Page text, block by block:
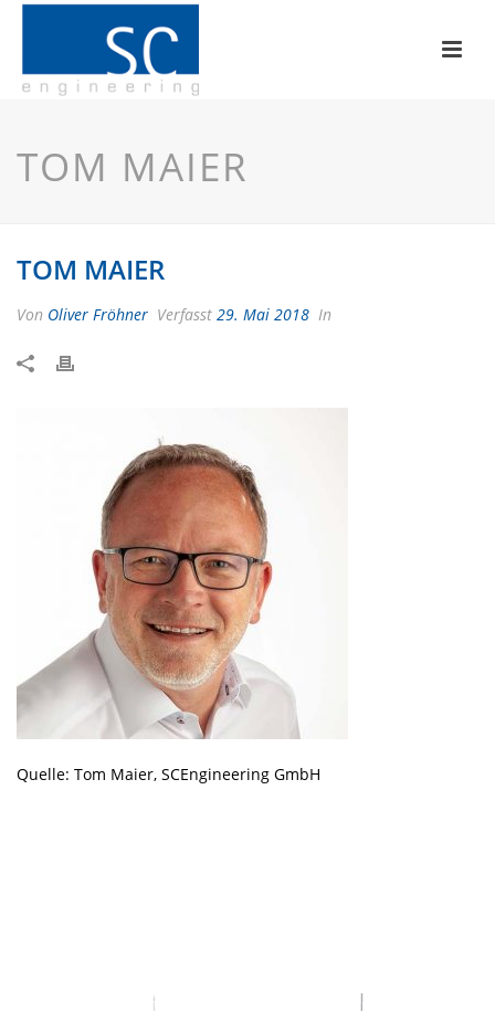
TOM MAIER
TOM MAIER
Von Oliver Fröhner Verfasst 29. Mai 2018 In
Quelle: Tom Maier, SCEngineering GmbH